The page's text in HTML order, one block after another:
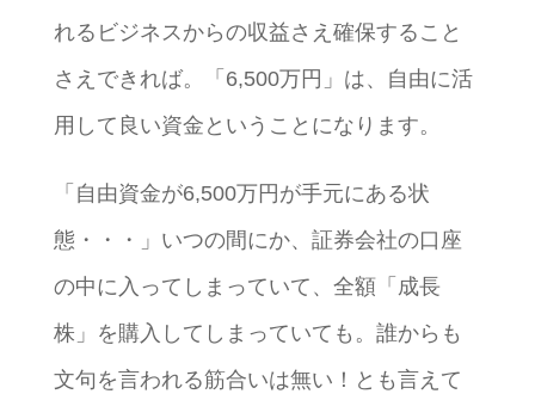
れるビジネスからの収益さえ確保すること
さえできれば。「6,500万円」は、自由に活
用して良い資金ということになります。
「自由資金が6,500万円が手元にある状
態・・・」いつの間にか、証券会社の口座
の中に入ってしまっていて、全額「成長
株」を購入してしまっていても。誰からも
文句を言われる筋合いは無い！とも言えて